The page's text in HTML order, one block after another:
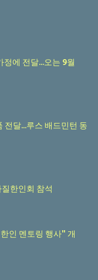
정에 전달...오는 9월
전달...루스 배드민턴 동
한인회 참석
인 멘토링 행사" 개